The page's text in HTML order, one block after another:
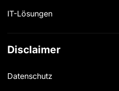
IT-Lösungen
Disclaimer
Datenschutz